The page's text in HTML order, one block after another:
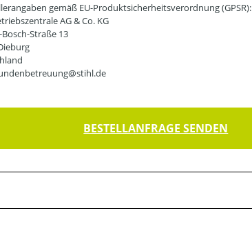
gemäß EU-Produktsicherheitsverordnung (GPSR):
AG & Co. KG
Straße 13
BESTELLANFRAGE SENDEN